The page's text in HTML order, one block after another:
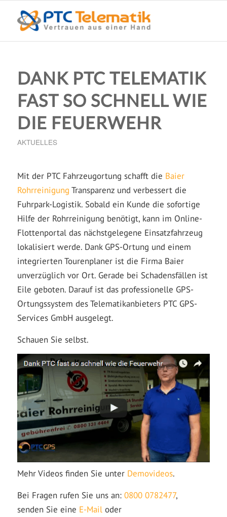
DANK PTC TELEMATIK
FAST SO SCHNELL WIE
DIE FEUERWEHR
AKTUELLES
Mit der PTC Fahrzeugortung schafft die Baier
Rohrreinigung Transparenz und verbessert die
Fuhrpark-Logistik. Sobald ein Kunde die sofortige
Hilfe der Rohrreinigung benötigt, kann im Online-
Flottenportal das nächstgelegene Einsatzfahrzeug
lokalisiert werde. Dank GPS-Ortung und einem
integrierten Tourenplaner ist die Firma Baier
unverzüglich vor Ort. Gerade bei Schadensfällen ist
Eile geboten. Darauf ist das professionelle GPS-
Ortungssystem des Telematikanbieters PTC GPS-
Services GmbH ausgelegt.
Schauen Sie selbst.
Mehr Videos finden Sie unter Demovideos.
Bei Fragen rufen Sie uns an: 0800 0782477,
senden Sie eine E-Mailoder